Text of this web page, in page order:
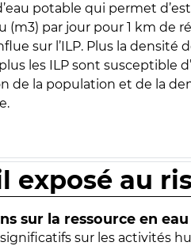
potable qui permet
(m3) par jour pour 1 km de
sur l’ILP. Plus la densité
les ILP sont susceptible
de la population et de la
exposé au
sur la ressource en eau
sur les activités